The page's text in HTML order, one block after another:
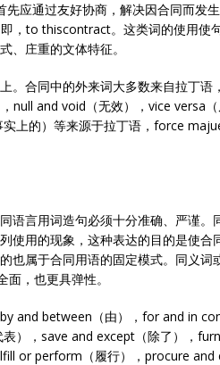
应通过友好协商，解决因合同而发
，to thiscontract。这类词的使用使
、庄重的文体特征。
。合同中的外来词大多数来自拉丁语
null and void（无效），vice versa（
上的）等来源于拉丁语，force
语言用词造句必须十分准确、严谨。
使用的现象，这种表达的目的是使合
也属于合同用语的固定模式。同义词
，也更具弹性。
and between（由），for and in
），save and except（除了），
or perform（履行），procure and